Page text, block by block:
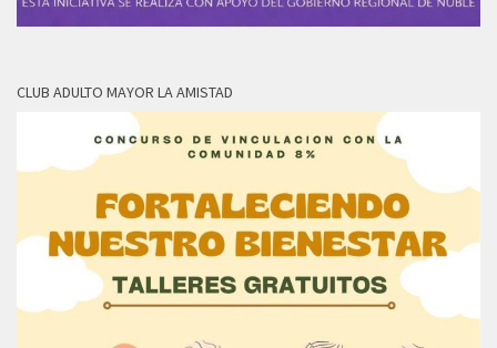
CLUB ADULTO MAYOR LA AMISTAD